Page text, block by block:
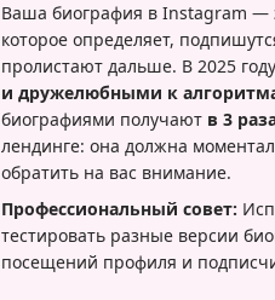
Ваша биография в Instagram —
которое определяет,
пролистают дальше. В 2025
и дружелюбными к
биографиями получают в 3
лендинге: она должна
обратить на вас внимание.
Профессиональный совет:
тестировать разные версии
посещений профиля и